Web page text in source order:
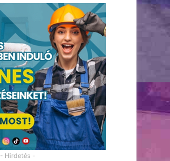
- Hirdetés -